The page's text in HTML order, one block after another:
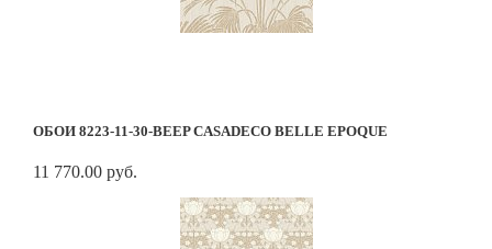
ОБОИ 8223-11-30-BEEP CASADECO BELLE EPOQUE
11 770.00 руб.